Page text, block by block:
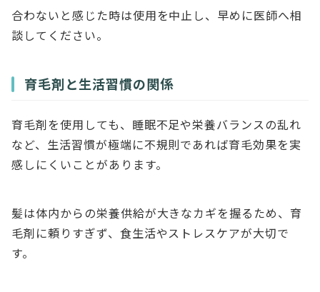
合わないと感じた時は使用を中止し、早めに医師へ相
談してください。
育毛剤と生活習慣の関係
育毛剤を使用しても、睡眠不足や栄養バランスの乱れ
など、生活習慣が極端に不規則であれば育毛効果を実
感しにくいことがあります。
髪は体内からの栄養供給が大きなカギを握るため、育
毛剤に頼りすぎず、食生活やストレスケアが大切で
す。